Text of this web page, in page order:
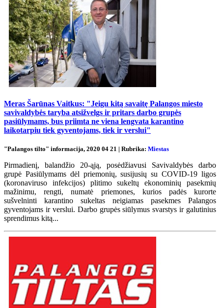
Meras Šarūnas Vaitkus: "Jeigu kitą savaitę Palangos miesto
savivaldybės taryba atsižvelgs ir pritars darbo grupės
pasiūlymams, bus priimta ne viena lengvata karantino
laikotarpiu tiek gyventojams, tiek ir verslui"
"Palangos tilto" informacija, 2020 04 21 | Rubrika: Miestas
Pirmadienį, balandžio 20-ąją, posėdžiavusi Savivaldybės darbo
grupė Pasiūlymams dėl priemonių, susijusių su COVID-19 ligos
(koronaviruso infekcijos) plitimo sukeltų ekonominių pasekmių
mažinimu, rengti, numatė priemones, kurios padės kurorte
sušvelninti karantino sukeltas neigiamas pasekmes Palangos
gyventojams ir verslui. Darbo grupės siūlymus svarstys ir galutinius
sprendimus kitą...